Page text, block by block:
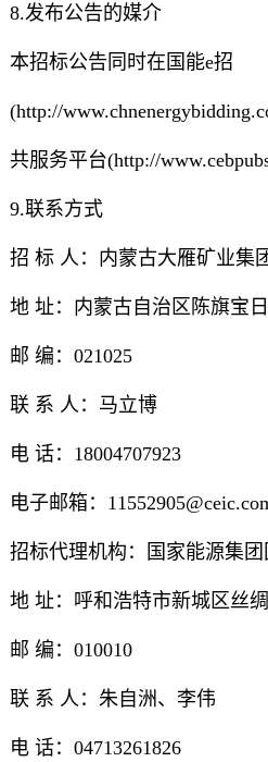
8.发布公告的媒介
本招标公告同时在国能e招
(http://
共服务平台(http://
9.联系方式
招 标 人：内蒙古大雁矿业集
地 址：内蒙古自治区陈旗宝
邮 编：021025
联 系 人：马立博
电 话：18004707923
电子邮箱：
招标代理机构：国家能源集
地 址：呼和浩特市新城区丝
邮 编：010010
联 系 人：朱自洲、李伟
电 话：04713261826